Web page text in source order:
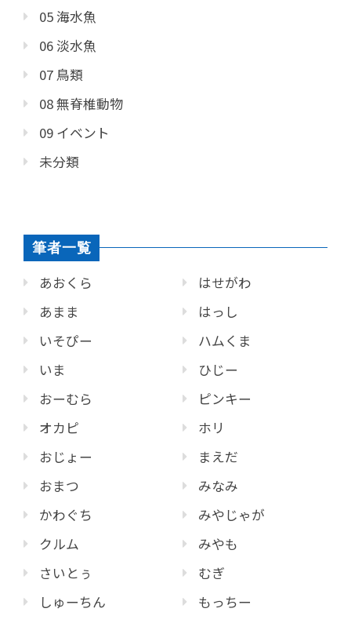
05 海水魚
06 淡水魚
07 鳥類
08 無脊椎動物
09 イベント
未分類
筆者一覧
あおくら
あまま
いそぴー
いま
おーむら
オカピ
おじょー
おまつ
かわぐち
クルム
さいとぅ
しゅーちん
はせがわ
はっし
ハムくま
ひじー
ピンキー
ホリ
まえだ
みなみ
みやじゃが
みやも
むぎ
もっちー